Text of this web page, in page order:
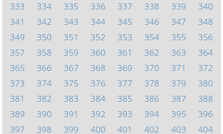
333
334 335 336 337 338 339
340
341
342 343 344 345 346 347
348
349
350 351 352 353 354 355
356
357
358 359 360 361 362 363
364
365
366 367 368 369 370 371
372
373
374 375 376 377 378 379
380
381
382 383 384 385 386 387
388
389
390 391 392 393 394 395
396
397
398 399 400 401 402 403
404